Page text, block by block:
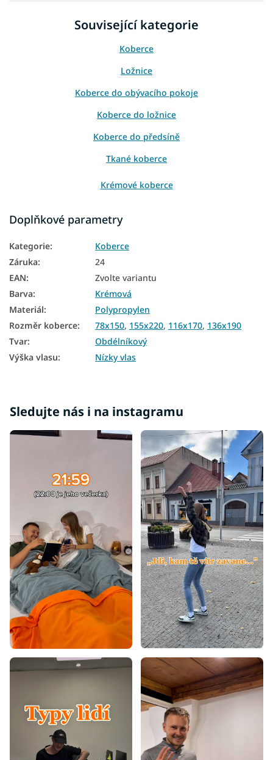
Související kategorie
Koberce
Ložnice
Koberce do obývacího pokoje
Koberce do ložnice
Koberce do předsíně
Tkané koberce
Krémové koberce
Doplňkové parametry
Kategorie:
Koberce
Záruka:
24
EAN:
Zvolte variantu
Barva:
Krémová
Materiál:
Polypropylen
Rozměr koberce: 78x150, 155x220, 116x170, 136x190
Tvar:
Obdélníkový
Výška vlasu: Nízky vlas
Sledujte nás i na instagramu